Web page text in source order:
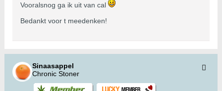
Vooralsnog ga ik uit van cal
Bedankt voor t meedenken!
Sinaasappel
Chronic Stoner